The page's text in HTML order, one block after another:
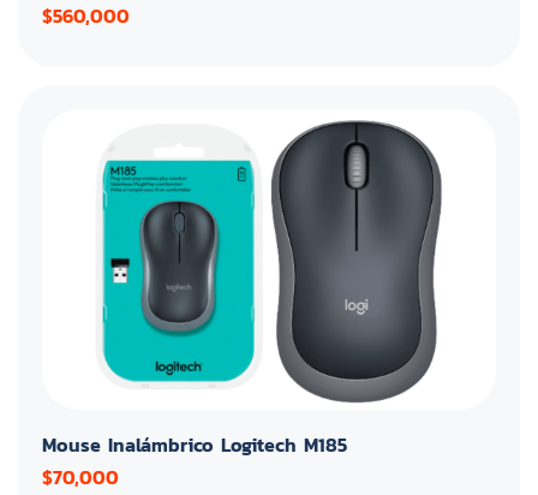
$560,000
Mouse Inalámbrico Logitech M185
$70,000